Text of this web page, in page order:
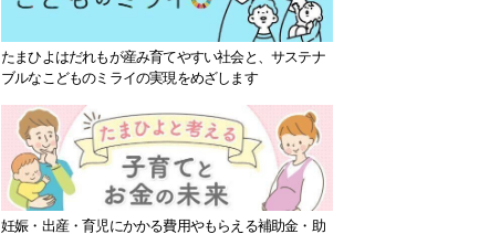
たまひよはだれもが産み育てやすい社会と、サステナ
ブルなこどものミライの実現をめざします
妊娠・出産・育児にかかる費用やもらえる補助金・助